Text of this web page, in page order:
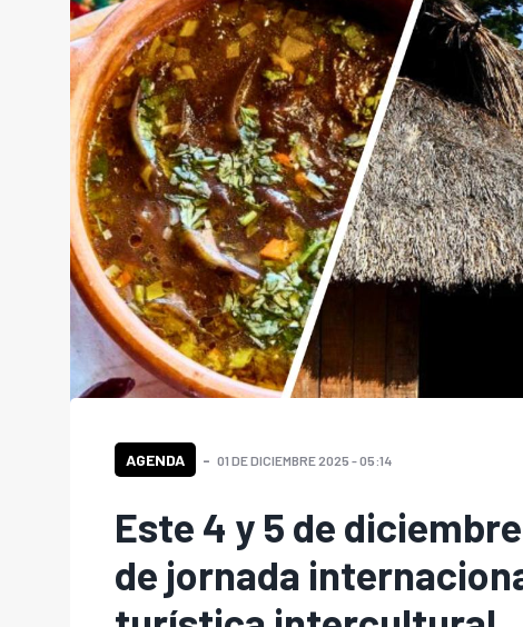
AGENDA 01 DE DICIEMBRE 2025 - 05:14
Este 4 y 5 de
de jornada